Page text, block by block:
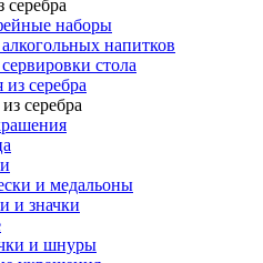
наборы
напитков
стола
серебра
серебра
и медальоны
и значки
и шнуры